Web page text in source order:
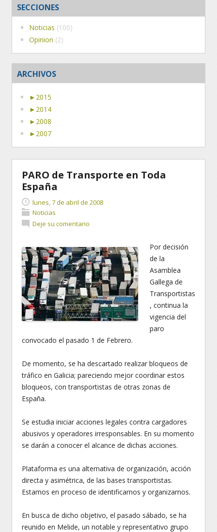
SECCIONES
Noticias (100)
Opinion (2)
ARCHIVOS
► 2015
► 2014
► 2008
► 2007
PARO de Transporte en Toda
España
lunes, 7 de abril de 2008
Noticias
Deje su comentario
Por decisión
de la
Asamblea
Gallega de
Transportistas
, continua la
vigencia del
paro
convocado el pasado 1 de Febrero.
De momento, se ha descartado realizar bloqueos de
tráfico en Galicia; pareciendo mejor coordinar estos
bloqueos, con transportistas de otras zonas de
España.
Se estudia iniciar acciones legales contra cargadores
abusivos y operadores irresponsables. En su momento
se darán a conocer el alcance de dichas acciones.
Plataforma es una alternativa de organización, acción
directa y asimétrica, de las bases transportistas.
Estamos en proceso de identificarnos y organizarnos.
En busca de dicho objetivo, el pasado sábado, se ha
reunido en Melide, un notable y representativo grupo